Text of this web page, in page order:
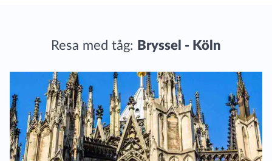
Resa med tåg: Bryssel - Köln